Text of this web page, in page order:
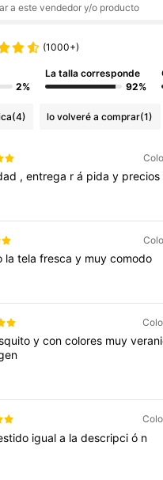
a este vendedor y/o producto
(1000+)
2%
La talla corresponde
92%
(4) lo volveré a comprar(1)
, entrega r á pida y precios
la tela fresca y muy comodo
y con colores muy
igual a la descripci ó n